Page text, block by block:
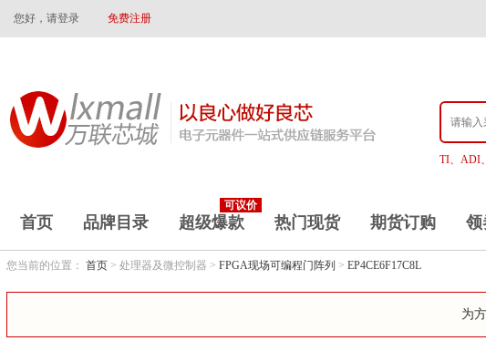
您好，请登录 免费注册
TI、ADI
首页 品牌目录
可议价
超级爆款 热门现货 期货订购 领
您当前的位置： 首页 > 处理器及微控制器 > FPGA现场可编程门阵列 > EP4CE6F17C8L
为